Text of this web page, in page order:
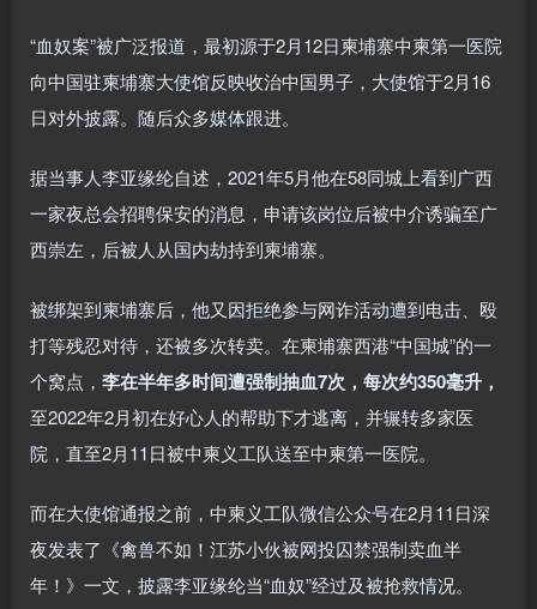
“血奴案”被广泛报道，最初源于2月12日柬埔寨中柬第一医院
向中国驻柬埔寨大使馆反映收治中国男子，大使馆于2月16
日对外披露。随后众多媒体跟进。
据当事人李亚缘纶自述，2021年5月他在58同城上看到广西
一家夜总会招聘保安的消息，申请该岗位后被中介诱骗至广
西崇左，后被人从国内劫持到柬埔寨。
被绑架到柬埔寨后，他又因拒绝参与网诈活动遭到电击、殴
打等残忍对待，还被多次转卖。在柬埔寨西港“中国城”的一
个窝点， 李在半年多时间遭强制抽血7次，每次约350毫升，
至2022年2月初在好心人的帮助下才逃离，并辗转多家医
院，直至2月11日被中柬义工队送至中柬第一医院。
而在大使馆通报之前，中柬义工队微信公众号在2月11日深
夜发表了《禽兽不如！江苏小伙被网投囚禁强制卖血半
年！》一文，披露李亚缘纶当“血奴”经过及被抢救情况。